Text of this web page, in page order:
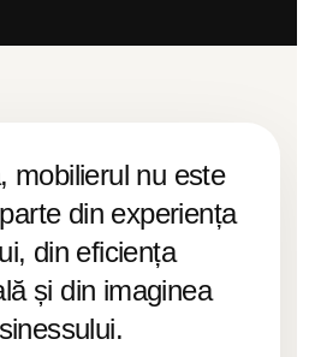
mobilierul nu este
din experiența
din eficiența
și din imaginea